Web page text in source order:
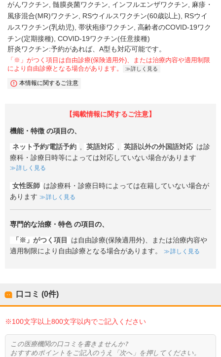
がんワクチン 髄膜炎菌ワクチン インフルエンザワクチン
麻疹・
風疹混合(MR)ワクチン
RSウイルスワクチン(60歳以上)
RSウイ
ルスワクチン(乳幼児) 帯状疱疹ワクチン 高齢者のCOVID-19ワク
チン(定期接種) COVID-19ワクチン(任意接種)
肝炎ワクチン:予約があれば、A型も対応可能です。
「※」がつく項目は自由診療(保険適用外)、または治療内容や適用制限
により自由診療となる場合があります。
詳しく見る
本情報に関するご注意
【掲載情報に関するご注意】
機能・特徴 の項目の、
ネット予約/電話予約 , 英語対応 , 英語以外の外国語対応 は診
療科・診療日時等によっては対応していない場合があります
詳しく見る
女性医師 は診療科・診療日時によっては在籍していない場合が
あります
詳しく見る
専門的な治療・特色の項目の、
「※」がつく項目
は自由診療(保険適用外)、または治療内容や
適用制限により自由診療となる場合があります。
詳しく見る
口コミ (0件)
※100文字以上800文字以内でご記入ください